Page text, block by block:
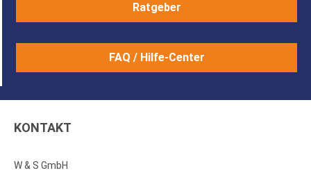
Ratgeber
FAQ / Hilfe-Center
KONTAKT
W & S GmbH